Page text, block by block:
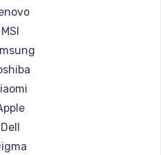
Epson
Philips
LG
Panasonic
Irbis
Thunderobot
Hasee
ZTE
MSI
Dell